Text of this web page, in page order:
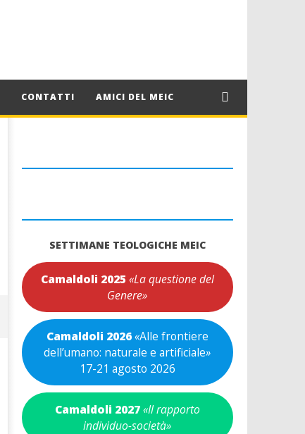
CONTATTI AMICI DEL MEIC
SETTIMANE TEOLOGICHE MEIC
Camaldoli 2025 «La questione del
Genere»
Camaldoli 2026«Alle frontiere
dell’umano: naturale e artificiale»
17-21 agosto 2026
Camaldoli 2027 «Il rapporto
individuo-società»